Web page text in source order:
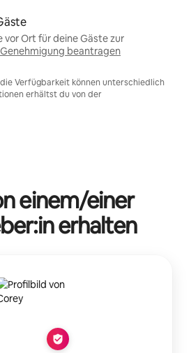
vor Ort für deine Gäste zur
Genehmigung beantragen
Verfügbarkeit können unterschiedlich
erhältst du von der
einem/einer
erhalten